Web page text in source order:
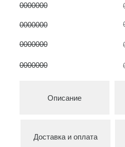
0000000
0000000
0000000
0000000
Описание
Доставка и оплата
Товары в коллекции